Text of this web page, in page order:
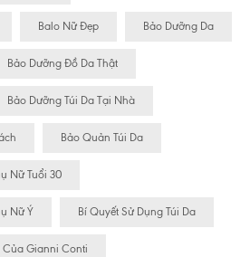
Balo Nữ Đẹp Bảo Dưỡng Da
Bảo Dưỡng Đồ Da Thật
Bảo Dưỡng Túi Da Tại Nhà
Bảo Quản Túi Da
Nữ Tuổi 30
Nữ Ý Bí Quyết Sử Dụng Túi Da
Của Gianni Conti